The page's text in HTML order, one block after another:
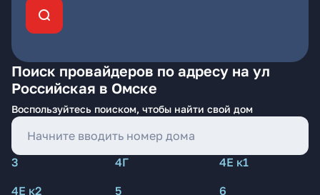
Поиск провайдеров по адресу на ул
Российская в Омске
Воспользуйтесь поиском, чтобы найти свой дом
3 4Г
4Е к1
4Е к2
5
6